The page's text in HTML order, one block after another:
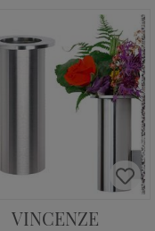
VINCENZE